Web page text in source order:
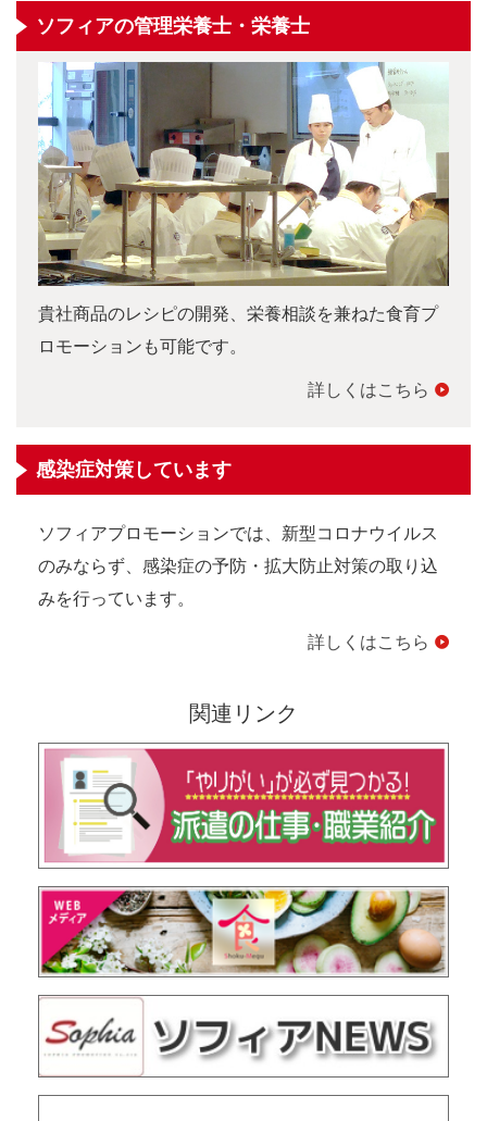
ソフィアの管理栄養士・栄養士
貴社商品のレシピの開発、栄養相談を兼ねた食育プ
ロモーションも可能です。
詳しくはこちら
感染症対策しています
ソフィアプロモーションでは、新型コロナウイルス
のみならず、感染症の予防・拡大防止対策の取り込
みを行っています。
詳しくはこちら
関連リンク